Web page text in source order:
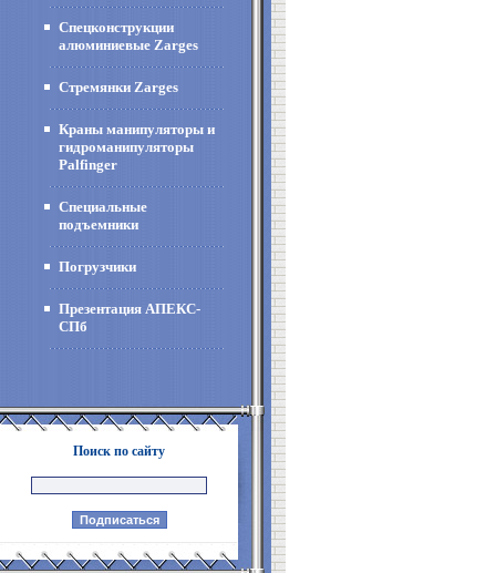
Спецконструкции
алюминиевые Zarges
Стремянки Zarges
Краны манипуляторы и
гидроманипуляторы
Palfinger
Специальные
подъемники
Погрузчики
Презентация АПЕКС-
СПб
Поиск по сайту